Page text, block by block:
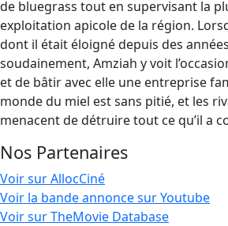
de bluegrass tout en supervisant la
exploitation apicole de la région.
dont il était éloigné depuis des
soudainement, Amziah y voit
et de bâtir avec elle une entreprise
monde du miel est sans pitié, et les
menacent de détruire tout ce qu’il a
Nos Partenaires
Voir sur AllocCiné
Voir la bande annonce sur Youtube
Voir sur TheMovie Database